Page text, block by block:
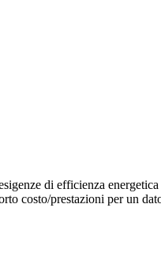
di efficienza
costo/prestazioni per un